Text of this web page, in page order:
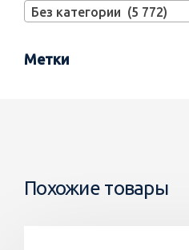
Без категории (5 772)
Метки
Похожие товары